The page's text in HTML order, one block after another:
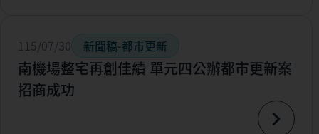
115/07/30 新聞稿-都市更新
南機場整宅再創佳績 單元四公辦都市更新案
招商成功